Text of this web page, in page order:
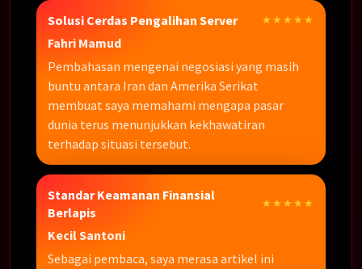
Solusi Cerdas Pengalihan Server ★★★★★
Fahri Mamud
Pembahasan mengenai negosiasi yang masih
buntu antara Iran dan Amerika Serikat
membuat saya memahami mengapa pasar
dunia terus menunjukkan kekhawatiran
terhadap situasi tersebut.
Standar Keamanan Finansial
Berlapis
★★★★★
Kecil Santoni
Sebagai pembaca, saya merasa artikel ini